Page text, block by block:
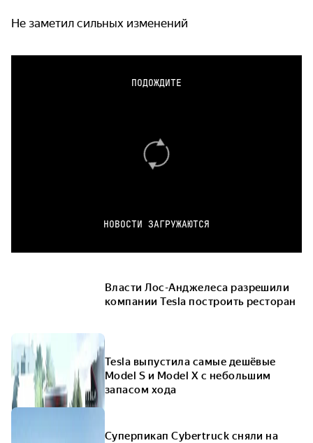
Не заметил сильных изменений
ПОДОЖДИТЕ
НОВОСТИ ЗАГРУЖАЮТСЯ
Власти Лос-Анджелеса разрешили
компании Tesla построить ресторан
Tesla выпустила самые дешёвые
Model S и Model X с небольшим
запасом хода
Суперпикап Cybertruck сняли на